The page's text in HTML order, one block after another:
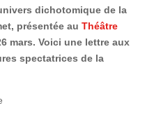
dichotomique de la
présentée au Théâtre
mars. Voici une lettre aux
spectatrices de la